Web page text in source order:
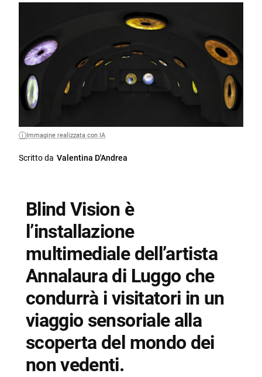
Immagine realizzata con IA
Scritto da Valentina D'Andrea
Blind Vision è
l’installazione
multimediale dell’artista
Annalaura di Luggo che
condurrà i visitatori in un
viaggio sensoriale alla
scoperta del mondo dei
non vedenti.